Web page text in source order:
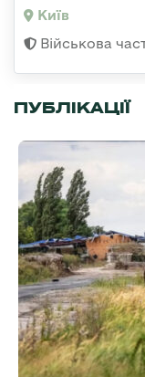
Київ
Військова
ПУБЛІКАЦІЇ